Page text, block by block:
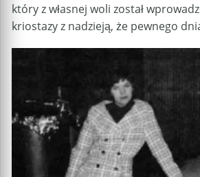
który z własnej woli został
kriostazy z nadzieją, że pewnego